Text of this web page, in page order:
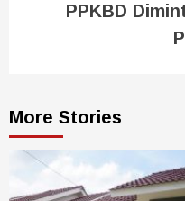
PPKBD
More Stories